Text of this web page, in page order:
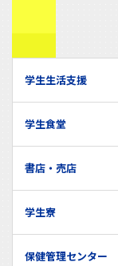
学生生活支援
学生食堂
書店・売店
学生寮
保健管理センター